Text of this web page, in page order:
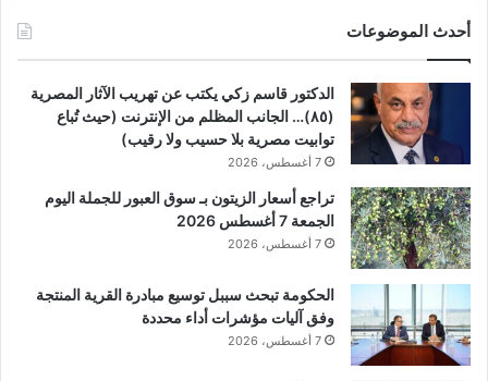
أحدث الموضوعات
الدكتور قاسم زكي يكتب عن تهريب الآثار المصرية
(٨٥)… الجانب المظلم من الإنترنت (حيث تُباع
توابيت مصرية بلا حسيب ولا رقيب)
7 أغسطس، 2026
تراجع أسعار الزيتون بـ سوق العبور للجملة اليوم
الجمعة 7 أغسطس 2026
7 أغسطس، 2026
الحكومة تبحث سببل توسيع مبادرة القرية المنتجة
وفق آليات مؤشرات أداء محددة
7 أغسطس، 2026